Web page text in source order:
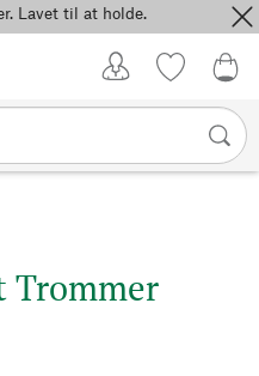
Lavet til at holde.
Trommer